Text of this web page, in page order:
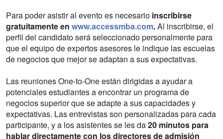
Para poder asistir al evento es necesario inscribirse
gratuitamente en www.accessmba.com.Al inscribirse, el
perfil del candidato será seleccionado personalmente para
que el equipo de expertos asesores le indique las escuelas
de negocios que mejor se adaptan a sus expectativas.
Las reuniones One-to-One están dirigidas a ayudar a
potenciales estudiantes a encontrar un programa de
negocios superior que se adapte a sus capacidades y
expectativas. Las entrevistas son personalizadas para cada
participante, y a los asistentes se les da20 minutos para
hablar directamente con los directores de admisión